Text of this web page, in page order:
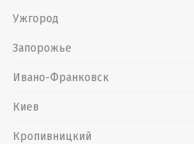
Ужгород
Запорожье
Ивано-Франковск
Киев
Кропивницкий